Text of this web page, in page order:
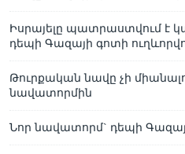
Իսրայելը պատրաստվում է
դեպի Գազայի գոտի
Թուրքական նավը չի
նավատորմին
Նոր նավատորմ` դեպի